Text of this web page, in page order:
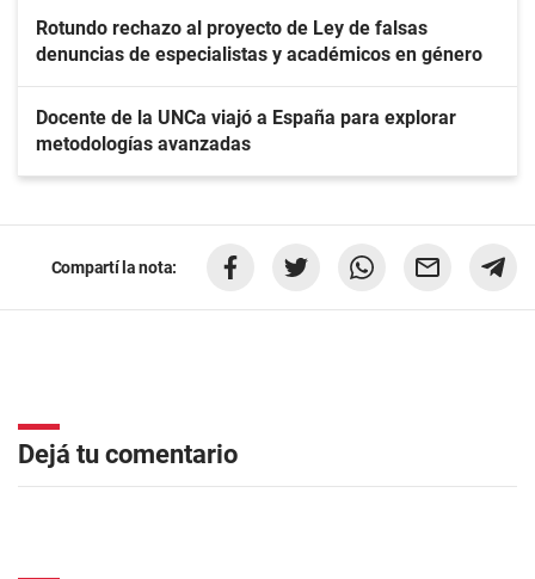
Rotundo rechazo al proyecto de Ley de falsas
denuncias de especialistas y académicos en género
Docente de la UNCa viajó a España para explorar
metodologías avanzadas
Compartí la nota:
Dejá tu comentario